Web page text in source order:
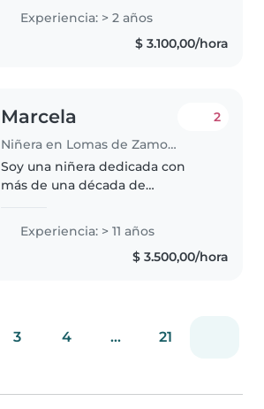
pequeños, de preescolar y
escolar. Disfruto mucho cuidar
niños y me encanta hacer
Experiencia: > 2 años
$ 3.100,00/hora
Marcela
Niñera en Lomas de Zamora (Buenos Aires)
2
Soy una niñera dedicada con
más de una década de
diferentes edades, desde bebés
hasta preescolares. Tengo
habilidades especiales para
Experiencia: > 11 años
$ 3.500,00/hora
3 4 ... 21